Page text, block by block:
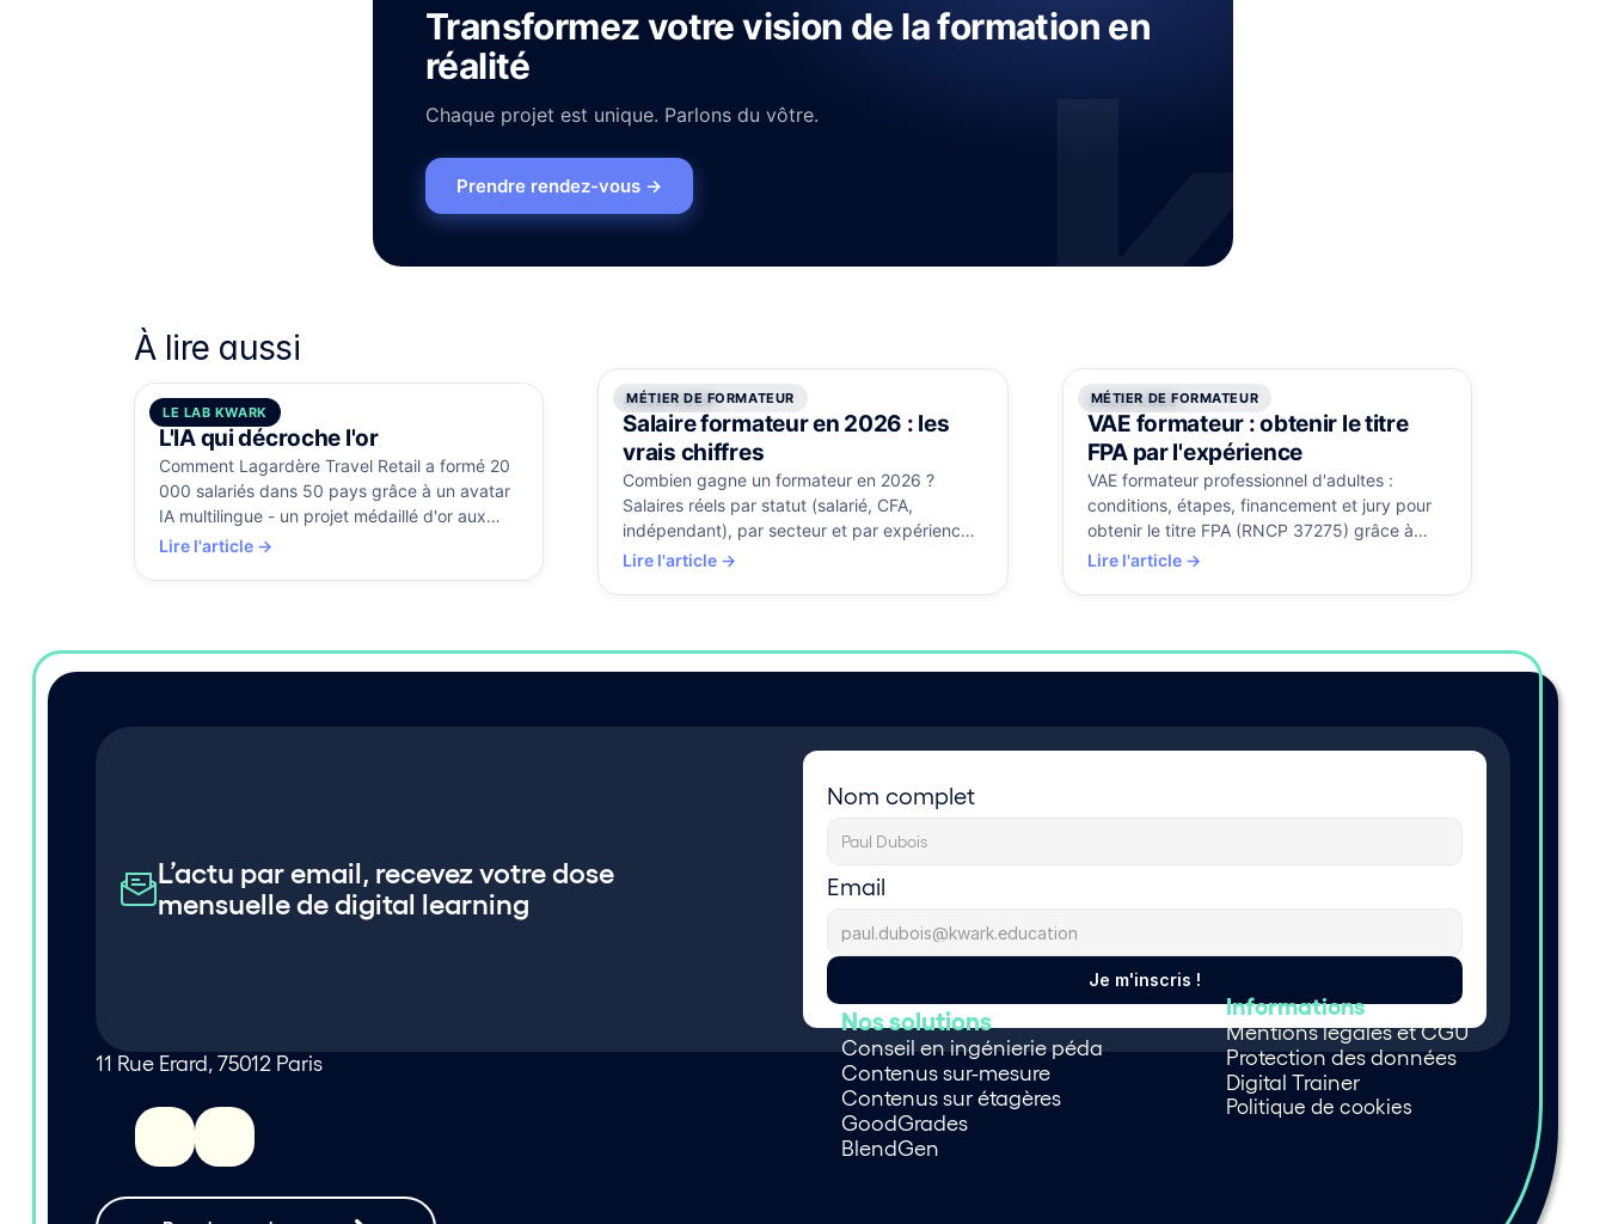
k
Transformez votre vision de la formation en
réalité
Chaque projet est unique. Parlons du vôtre.
Prendre rendez-vous →
À lire aussi
LE LAB KWARK
5 août 2026
L'IA qui décroche l'or
Comment Lagardère Travel Retail a formé 20
000 salariés dans 50 pays grâce à un avatar
IA multilingue - un projet médaillé d'or aux
Brandon Hall Awards.
Lire l'article →
MÉTIER DE FORMATEUR
4 août 2026
Salaire formateur en 2026 : les
vrais chiffres
Combien gagne un formateur en 2026 ?
Salaires réels par statut (salarié, CFA,
indépendant), par secteur et par expérience,
et les leviers pour progresser.
Lire l'article →
MÉTIER DE FORMATEUR
3 août 2026
VAE formateur : obtenir le titre
FPA par l'expérience
VAE formateur professionnel d'adultes :
conditions, étapes, financement et jury pour
obtenir le titre FPA (RNCP 37275) grâce à
votre expérience. Guide complet.
Lire l'article →
L’actu par email, recevez votre dose
mensuelle de digital learning
Nom complet
Email
Je m'inscris !
11 Rue Erard, 75012 Paris
Nos solutions
Conseil en ingénierie péda
Contenus sur-mesure
Contenus sur étagères
GoodGrades
BlendGen
Informations
Mentions légales et CGU
Protection des données
Digital Trainer
Politique de cookies